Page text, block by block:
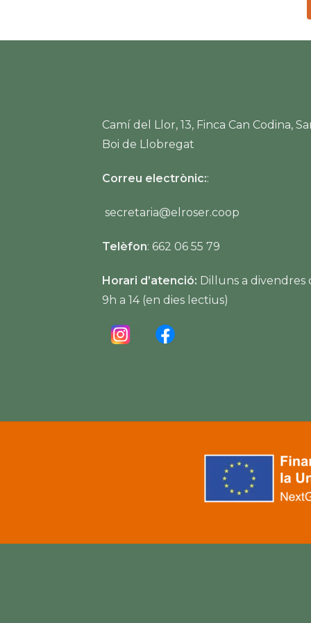
Camí del Llor, 13, Finca Can Codina,
Boi de Llobregat
Correu electrònic::
secretaria@elroser.coop
Telèfon: 662 06 55 79
Horari d’atenció: Dilluns a divendres
9h a 14 (en dies lectius)